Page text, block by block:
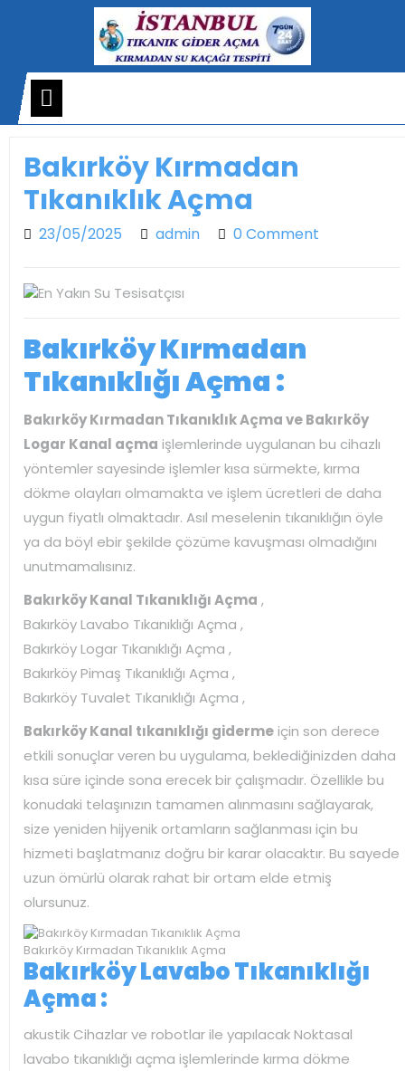
Bakırköy Kırmadan
Tıkanıklık Açma
23/05/2025 23/05/2025
adminadmin0 Comment
Bakırköy Kırmadan
Tıkanıklığı Açma :
Bakırköy Kırmadan Tıkanıklık Açma ve Bakırköy
Logar Kanal açma işlemlerinde uygulanan bu cihazlı
yöntemler sayesinde işlemler kısa sürmekte, kırma
dökme olayları olmamakta ve işlem ücretleri de daha
uygun fiyatlı olmaktadır. Asıl meselenin tıkanıklığın öyle
ya da böyl ebir şekilde çözüme kavuşması olmadığını
unutmamalısınız.
Bakırköy Kanal Tıkanıklığı Açma ,
Bakırköy Lavabo Tıkanıklığı Açma ,
Bakırköy Logar Tıkanıklığı Açma ,
Bakırköy Pimaş Tıkanıklığı Açma ,
Bakırköy Tuvalet Tıkanıklığı Açma ,
Bakırköy Kanal tıkanıklığı gidermeiçin son derece
etkili sonuçlar veren bu uygulama, beklediğinizden daha
kısa süre içinde sona erecek bir çalışmadır. Özellikle bu
konudaki telaşınızın tamamen alınmasını sağlayarak,
size yeniden hijyenik ortamların sağlanması için bu
hizmeti başlatmanız doğru bir karar olacaktır. Bu sayede
uzun ömürlü olarak rahat bir ortam elde etmiş
olursunuz.
Bakırköy Kırmadan Tıkanıklık Açma
Bakırköy Lavabo Tıkanıklığı
Açma :
akustik Cihazlar ve robotlar ile yapılacak Noktasal
lavabo tıkanıklığı açma işlemlerinde kırma dökme